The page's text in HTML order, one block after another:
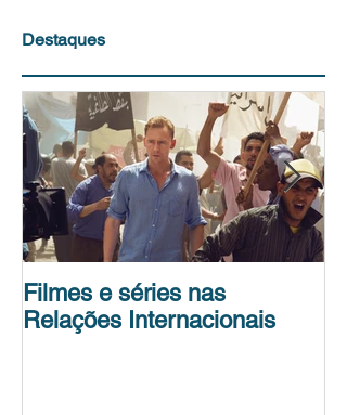
Destaques
Filmes e séries nas
Relações Internacionais